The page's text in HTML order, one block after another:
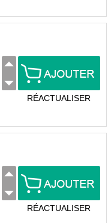
RÉACTUALISER
RÉACTUALISER